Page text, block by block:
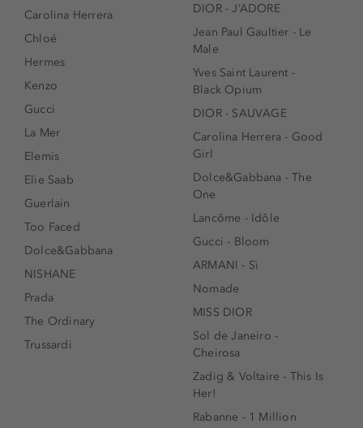
Carolina Herrera
Chloé
Hermes
Kenzo
Gucci
La Mer
Elemis
Elie Saab
Guerlain
Too Faced
Dolce&Gabbana
NISHANE
Prada
The Ordinary
Trussardi
DIOR - J’ADORE
Jean Paul Gaultier - Le
Male
Yves Saint Laurent -
Black Opium
DIOR - SAUVAGE
Carolina Herrera - Good
Girl
Dolce&Gabbana - The
One
Lancôme - Idôle
Gucci - Bloom
ARMANI - Sì
Nomade
MISS DIOR
Sol de Janeiro -
Cheirosa
Zadig & Voltaire - This Is
Her!
Rabanne - 1 Million